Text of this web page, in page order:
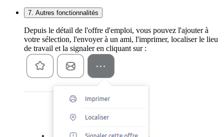
7. Autres fonctionnalités
Depuis le détail de l'offre d'emploi, vous pouvez l'ajouter à
votre sélection, l'envoyer à un ami, l'imprimer, localiser le lieu
de travail et la signaler en cliquant sur :